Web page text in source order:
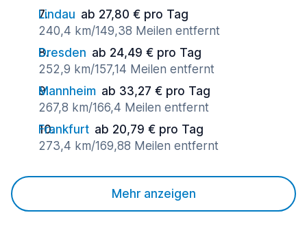
Lindau ab 27,80 € pro Tag
240,4 km/149,38 Meilen entfernt
Dresden ab 24,49 € pro Tag
252,9 km/157,14 Meilen entfernt
Mannheim ab 33,27 € pro Tag
267,8 km/166,4 Meilen entfernt
Frankfurt ab 20,79 € pro Tag
273,4 km/169,88 Meilen entfernt
Mehr anzeigen